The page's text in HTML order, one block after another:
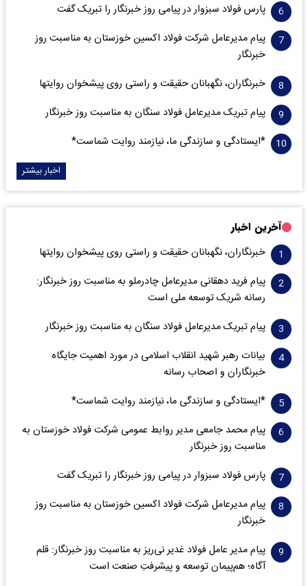
پارس فولاد سبزوار در پیامی روز خبرنگار را تبریک گفت
پیام مدیرعامل شرکت فولاد اکسین خوزستان به مناسبت روز
خبرنگار
خبرنگاران، نگهبانان حقیقت و راستی روی پیشخوان روایت­ها
پیام تبریک مدیرعامل فولاد سنگان به مناسبت روز خبرنگار
*ایستادگی و سازندگی ما، نیازمند روایت شماست*
اخبار بیشتر
آخرین اخبار
خبرنگاران، نگهبانان حقیقت و راستی روی پیشخوان روایت­ها
پیام فرید دهقانی مدیرعامل چادرملو به مناسبت روز خبرنگار:
رسانه شریک توسعه ملی است
پیام تبریک مدیرعامل فولاد سنگان به مناسبت روز خبرنگار
بیانات رهبر شهید انقلاب اسلامی در مورد اهمیت جایگاه
خبرنگاران و اصحاب رسانه
*ایستادگی و سازندگی ما، نیازمند روایت شماست*
پیام محمد جامعی مدیر روابط عمومی شرکت فولاد خوزستان به
مناسبت روز خبرنگار
پارس فولاد سبزوار در پیامی روز خبرنگار را تبریک گفت
پیام مدیرعامل شرکت فولاد اکسین خوزستان به مناسبت روز
خبرنگار
پیام مدیر عامل فولاد غدیر نی‌ریز به مناسبت روز خبرنگار: قلم
آگاه؛ هم‌پیمان توسعه و پیشرفتِ صنعت است